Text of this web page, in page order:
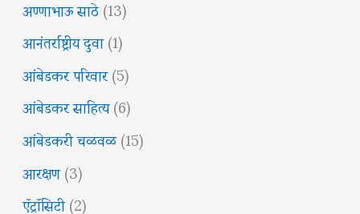
अण्णाभाऊ साठे(13)
आनंतर्राष्ट्रीय दुवा(1)
आंबेडकर परिवार(5)
आंबेडकर साहित्य(6)
आंबेडकरी चळवळ(15)
आरक्षण(3)
ऍट्रॉसिटी(2)